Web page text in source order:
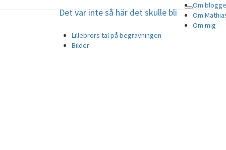
Toggle
navigation
Det var inte så här det skulle bli
Om
Om
Om mig
Lillebrors tal på begravningen
Bilder
Det var inte så här det skulle bli
Min älskade son Mathias, 29 år,